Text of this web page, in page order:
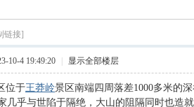
›
链接]
10-4 19:49:20 显示全部楼层
位于王莽岭景区南端四周落差1000多米的
几乎与世陷于隔绝， 大山的阻隔同时也造